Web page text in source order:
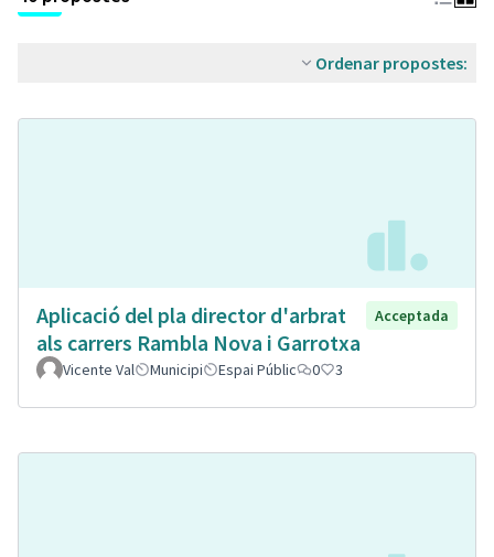
Ordenar propostes:
Aplicació del pla director d'arbrat
als carrers Rambla Nova i Garrotxa
Acceptada
Vicente Val Municipi Espai Públic 0 3